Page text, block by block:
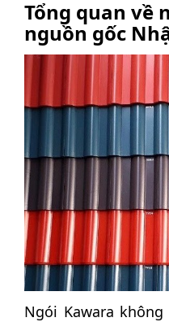
Tổng quan về
nguồn gốc
Ngói Kawara